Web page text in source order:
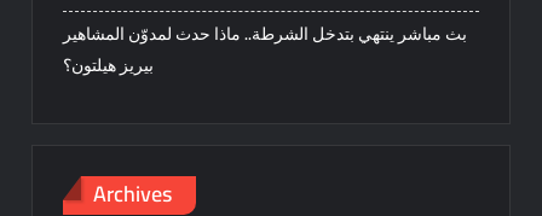
بث مباشر ينتهي بتدخل الشرطة.. ماذا حدث لمدوّن المشاهير
بيريز هيلتون؟
Archives